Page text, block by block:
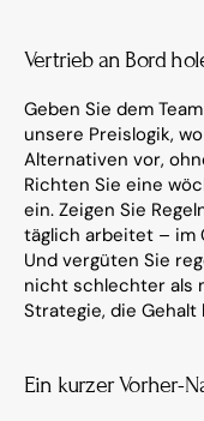
Vertrieb an Bord
Geben Sie dem
unsere Preislogik,
Alternativen vor,
Richten Sie eine
ein. Zeigen Sie
täglich arbeitet – im
Und vergüten Sie
nicht schlechter als
Strategie, die Gehalt
Ein kurzer Vorher-